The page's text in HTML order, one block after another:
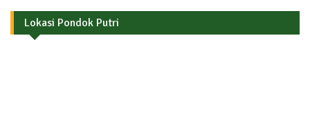
Lokasi Pondok Putri